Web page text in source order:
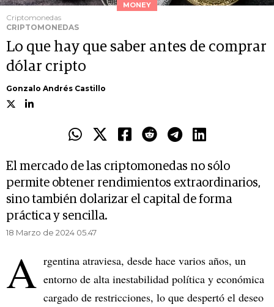
MONEY
Criptomonedas
CRIPTOMONEDAS
Lo que hay que saber antes de comprar
dólar cripto
Gonzalo Andrés Castillo
El mercado de las criptomonedas no sólo
permite obtener rendimientos extraordinarios,
sino también dolarizar el capital de forma
práctica y sencilla.
18 Marzo de 2024 05.47
A rgentina atraviesa, desde hace varios años, un
entorno de alta inestabilidad política y económica
cargado de restricciones, lo que despertó el deseo